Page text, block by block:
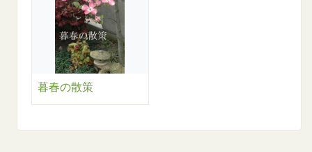
暮春の散策